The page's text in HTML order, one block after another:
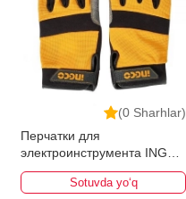
(0 Sharhlar)
Перчатки для
электроинструмента INGCO
HGMG01-XL
Sotuvda yo‘q